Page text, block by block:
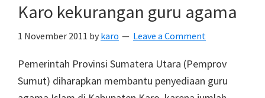
Karo kekurangan guru agama
1 November 2011 by karo Leave a Comment
Pemerintah Provinsi Sumatera Utara (Pemprov
Sumut) diharapkan membantu penyediaan guru